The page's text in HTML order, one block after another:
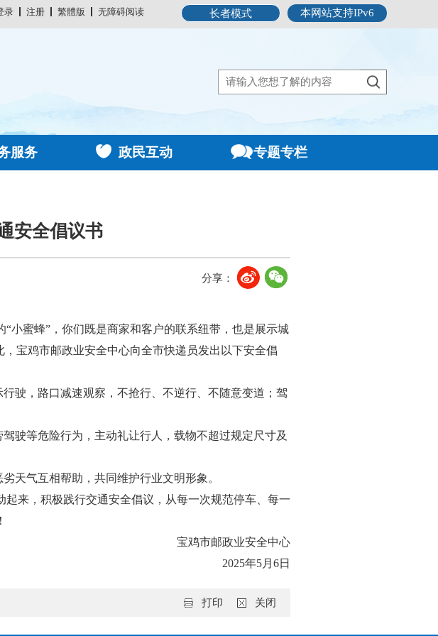
本网站支持IPv6
长者模式
录 注册 繁體版 无障碍阅读
服务 政民互动 专题专栏
安全倡议书
分享：
小蜜蜂”，你们既是商家和客户的联系纽带，也是展示城
宝鸡市邮政业安全中心向全市快递员发出以下安全倡
驶，路口减速观察，不抢行、不逆行、不随意变道；驾
驶等危险行为，主动礼让行人，载物不超过规定尺寸及
天气互相帮助，共同维护行业文明形象。
来，积极践行交通安全倡议，从每一次规范停车、每一
宝鸡市邮政业安全中心
2025年5月6日
关闭
打印